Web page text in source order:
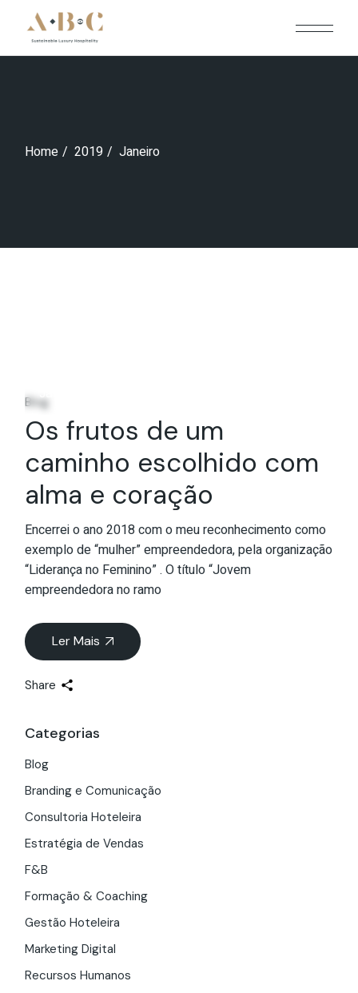
content
Home 2019 Janeiro
Blog
Os frutos de um
caminho escolhido com
alma e coração
Encerrei o ano 2018 com o meu reconhecimento como
exemplo de “mulher” empreendedora, pela organização
“Liderança no Feminino” . O título “Jovem
empreendedora no ramo
Ler Mais
Share
Categorias
Blog
Branding e Comunicação
Consultoria Hoteleira
Estratégia de Vendas
F&B
Formação & Coaching
Gestão Hoteleira
Marketing Digital
Recursos Humanos